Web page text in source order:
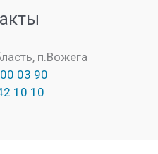
п.Вожега
03 90
10 10